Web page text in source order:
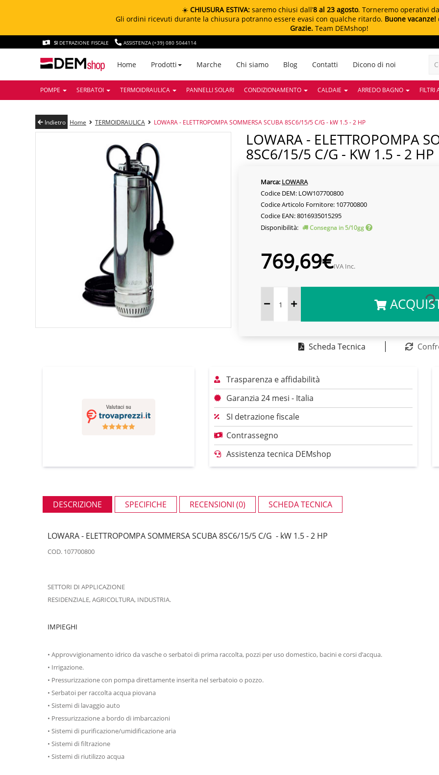
☀️ CHIUSURA ESTIVA: saremo chiusi dall’8 al 23 agosto. Torneremo operativi
Gli ordini ricevuti durante la chiusura potranno essere evasi con qualche ritardo. Buone vacanze!
Grazie. Team DEMshop!
SI DETRAZIONE FISCALE ASSISTENZA (+39) 080 5044114
Home Prodotti Marche Chi siamo Blog Contatti Dicono di noi
POMPE SERBATOI TERMOIDRAULICA PANNELLI SOLARI CONDIZIONAMENTO CALDAIE ARREDO BAGNO FILTRI
Indietro Home TERMOIDRAULICA LOWARA - ELETTROPOMPA SOMMERSA SCUBA 8SC6/15/5 C/G - kW 1.5 - 2 HP
LOWARA - ELETTROPOMPA SOMMERSA SCUBA
8SC6/15/5 C/G - KW 1.5 - 2 HP
Marca: LOWARA
Codice DEM: LOW107700800
Codice Articolo Fornitore: 107700800
Codice EAN: 8016935015295
Disponibilità:
Consegna in 5/10gg
769,69€IVA Inc.
Scheda Tecnica
Trasparenza e affidabilità
Garanzia 24 mesi - Italia
SI detrazione fiscale
Contrassegno
Assistenza tecnica DEMshop
DESCRIZIONE SPECIFICHE RECENSIONI (0) SCHEDA TECNICA
LOWARA - ELETTROPOMPA SOMMERSA SCUBA 8SC6/15/5 C/G - kW 1.5 - 2 HP
COD. 107700800
SETTORI DI APPLICAZIONE
RESIDENZIALE, AGRICOLTURA, INDUSTRIA.
IMPIEGHI
• Approvvigionamento idrico da vasche o serbatoi di prima raccolta, pozzi per uso domestico, bacini e corsi d’acqua.
• Irrigazione.
• Pressurizzazione con pompa direttamente inserita nel serbatoio o pozzo.
• Serbatoi per raccolta acqua piovana
• Sistemi di lavaggio auto
• Pressurizzazione a bordo di imbarcazioni
• Sistemi di purificazione/umidificazione aria
• Sistemi di filtrazione
• Sistemi di riutilizzo acqua